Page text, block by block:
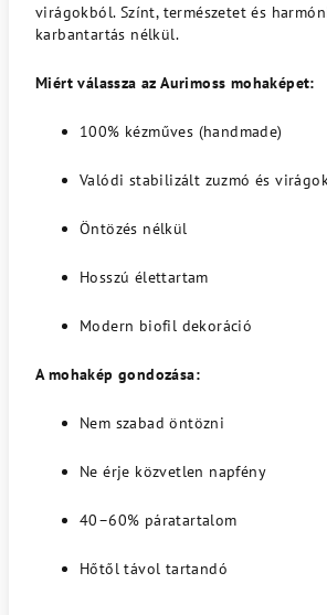
virágokból. Színt, természetet és
karbantartás nélkül.
Miért válassza az Aurimoss mohaképet:
100% kézműves (handmade)
Valódi stabilizált zuzmó és
Öntözés nélkül
Hosszú élettartam
Modern biofil dekoráció
A mohakép gondozása:
Nem szabad öntözni
Ne érje közvetlen napfény
40–60% páratartalom
Hőtől távol tartandó